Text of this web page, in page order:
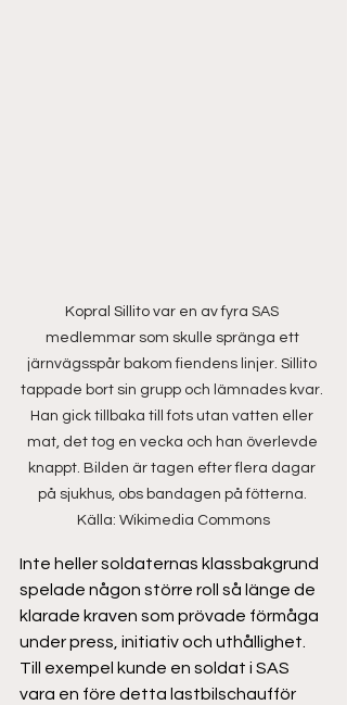
Kopral Sillito var en av fyra SAS
medlemmar som skulle spränga ett
järnvägsspår bakom fiendens linjer. Sillito
tappade bort sin grupp och lämnades kvar.
Han gick tillbaka till fots utan vatten eller
mat, det tog en vecka och han överlevde
knappt. Bilden är tagen efter flera dagar
på sjukhus, obs bandagen på fötterna.
Källa: Wikimedia Commons
Inte heller soldaternas klassbakgrund
spelade någon större roll så länge de
klarade kraven som prövade förmåga
under press, initiativ och uthållighet.
Till exempel kunde en soldat i SAS
vara en före detta lastbilschaufför